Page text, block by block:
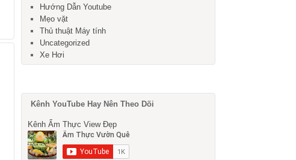
Hướng Dẫn Youtube
Mẹo vặt
Thủ thuật Máy tính
Uncategorized
Xe Hơi
Kênh YouTube Hay Nên Theo Dõi
Kênh Ẩm Thực View Đẹp